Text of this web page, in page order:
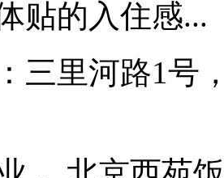
贴的入住感...
三里河路1号